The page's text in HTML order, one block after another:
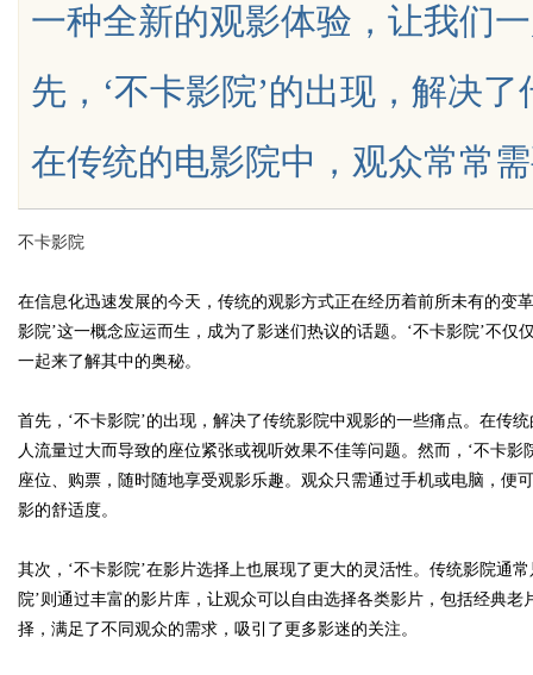
一种全新的观影体验，让我们
先，‘不卡影院’的出现，解决
在传统的电影院中，观众常常
不卡影院
在信息化迅速发展的今天，传统的观影方式正在经历着前所未有的变
影院’这一概念应运而生，成为了影迷们热议的话题。‘不卡影院’不
一起来了解其中的奥秘。
首先，‘不卡影院’的出现，解决了传统影院中观影的一些痛点。在传
人流量过大而导致的座位紧张或视听效果不佳等问题。然而，‘不卡
座位、购票，随时随地享受观影乐趣。观众只需通过手机或电脑，便
影的舒适度。
其次，‘不卡影院’在影片选择上也展现了更大的灵活性。传统影院通
院’则通过丰富的影片库，让观众可以自由选择各类影片，包括经典
择，满足了不同观众的需求，吸引了更多影迷的关注。